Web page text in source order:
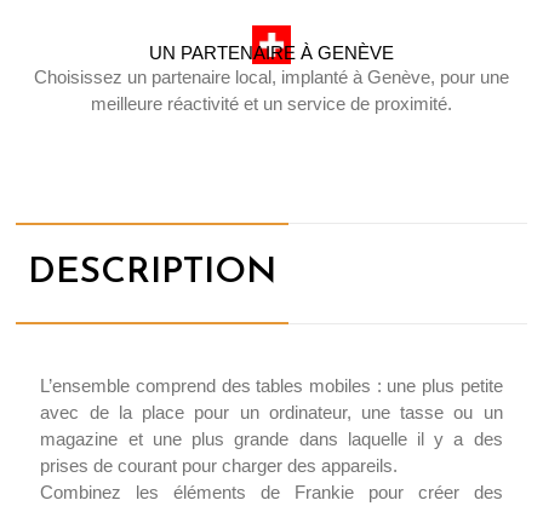
UN PARTENAIRE À GENÈVE
Choisissez un partenaire local, implanté à Genève, pour une
meilleure réactivité et un service de proximité.
DESCRIPTION
L’ensemble comprend des tables mobiles : une plus petite
avec de la place pour un ordinateur, une tasse ou un
magazine et une plus grande dans laquelle il y a des
prises de courant pour charger des appareils.
Combinez les éléments de Frankie pour créer des